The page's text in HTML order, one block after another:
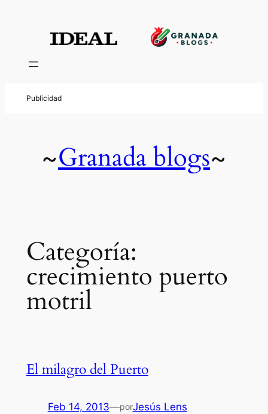
contenido
~Granada blogs~
Categoría:
crecimiento puerto
motril
El milagro del Puerto
Feb 14, 2013—porJesús Lens